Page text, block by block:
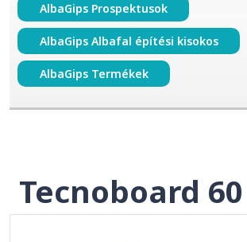
AlbaGips Prospektusok
AlbaGips Albafal építési kisokos
AlbaGips Termékek
Tecnoboard 60